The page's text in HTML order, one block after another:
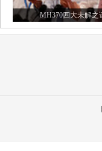
MH370四大未解之